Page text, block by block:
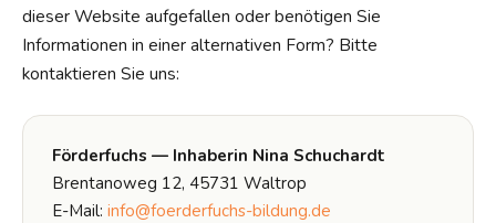
dieser Website aufgefallen oder benötigen Sie
Informationen in einer alternativen Form? Bitte
kontaktieren Sie uns:
Förderfuchs — Inhaberin Nina Schuchardt
Brentanoweg 12, 45731 Waltrop
E-Mail: info@foerderfuchs-bildung.de